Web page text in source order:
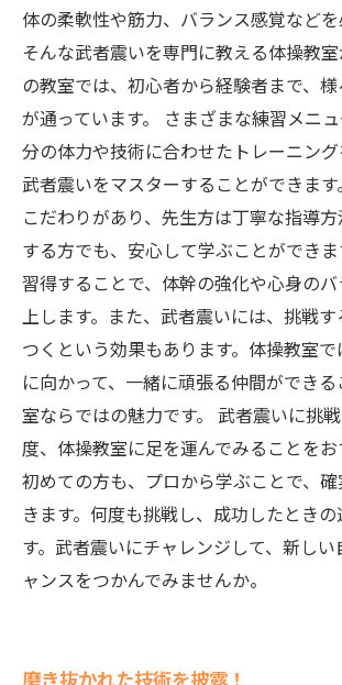
体の柔軟性や筋力、バランス感覚などを
そんな武者震いを専門に教える体操教
の教室では、初心者から経験者まで、
が通っています。 さまざまな練習メニ
分の体力や技術に合わせたトレーニング
武者震いをマスターすることができま
こだわりがあり、先生方は丁寧な指導
する方でも、安心して学ぶことができ
習得することで、体幹の強化や心身の
上します。また、武者震いには、挑戦
つくという効果もあります。体操教室
に向かって、一緒に頑張る仲間ができ
室ならではの魅力です。 武者震いに挑
度、体操教室に足を運んでみることをお
初めての方も、プロから学ぶことで、
きます。何度も挑戦し、成功したとき
す。武者震いにチャレンジして、新し
ャンスをつかんでみませんか。
磨き抜かれた技術を披露！